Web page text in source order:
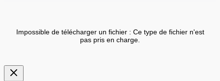
Impossible de télécharger un fichier : Ce type de fichier n'est
pas pris en charge.